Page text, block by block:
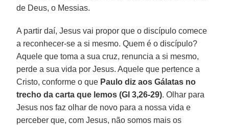
de Deus, o Messias.
A partir daí, Jesus vai propor que o discípulo comece
a reconhecer-se a si mesmo. Quem é o discípulo?
Aquele que toma a sua cruz, renuncia a si mesmo,
perde a sua vida por Jesus. Aquele que pertence a
Cristo, conforme o que Paulo diz aos Gálatas no
trecho da carta que lemos (Gl 3,26-29). Olhar para
Jesus nos faz olhar de novo para a nossa vida e
perceber que, com Jesus, não somos mais os